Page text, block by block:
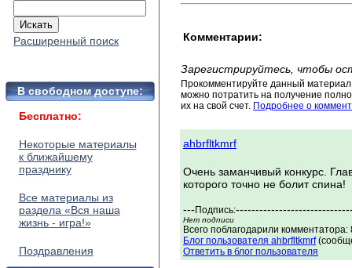
Расширенный поиск
В свободном доступе:
Бесплатно:
Некоторые материалы
к ближайшему
празднику
Все материалы из
раздела «Вся наша
жизнь - игра!»
Поздравления
Комментарии:
Зарегистрируйтесь, чтобы
Прокомментируйте данный
можно потратить на получение
их на свой счет. Подробнее о
ahbrfltkmrf
Очень заманчивый конкурс.
которого точно не болит спина!
--- Подпись:
Нет подписи
Всего поблагодарили
Блог пользователя ahbrfltkmrf
Ответить в блог пользователя